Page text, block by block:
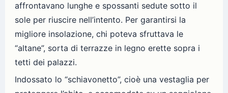
affrontavano lunghe e spossanti sedute sotto il
sole per riuscire nell’intento. Per garantirsi la
migliore insolazione, chi poteva sfruttava le
“altane”, sorta di terrazze in legno erette sopra i
tetti dei palazzi.
Indossato lo “schiavonetto”, cioè una vestaglia per